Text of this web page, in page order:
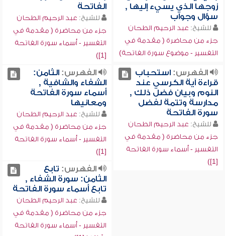
زوجها الذي يسيء إليها ,
سؤال وجواب
للشيخ: عبد الرحيم الطحان
جزء من محاضرة ( مقدمة في
التفسير - موضوع سورة الفاتحة)
الفاتحة
للشيخ: عبد الرحيم الطحان
جزء من محاضرة ( مقدمة في
التفسير - أسماء سورة الفاتحة
[1])
الفهرس:استحباب
قراءة آية الكرسي عند
النوم وبيان فضل ذلك ,
مدارسة وتتمة لفضل
سورة الفاتحة
للشيخ: عبد الرحيم الطحان
جزء من محاضرة ( مقدمة في
التفسير - أسماء سورة الفاتحة
[1])
الفهرس:الثامن:
الشفاء والشافية ,
أسماء سورة الفاتحة
ومعانيها
للشيخ: عبد الرحيم الطحان
جزء من محاضرة ( مقدمة في
التفسير - أسماء سورة الفاتحة
[1])
الفهرس: تابع
الثامن: سورة الشفاء ,
تابع أسماء سورة الفاتحة
للشيخ: عبد الرحيم الطحان
جزء من محاضرة ( مقدمة في
التفسير - أسماء سورة الفاتحة